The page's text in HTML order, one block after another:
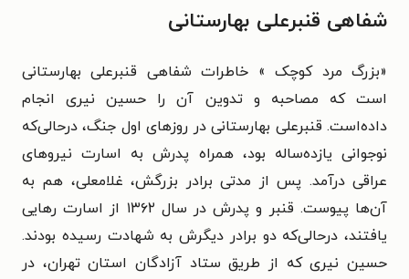
ﺷﻔﺎﻫﯽ ﻗﻨﺒﺮعلی ﺑﻬﺎﺭستانی
«بزرگ مرد کوچک » خاطرات شفاهی قنبرعلی بهارستانی
است که مصاحبه و تدوین آن را حسین نیری انجام
داده‌است. قنبرعلی بهارستانی در روزهای اول جنگ، درحالی‌که
نوجوانی یازده‌ساله بود، همراه پدرش به اسارت نیروهای
عراقی درآمد. پس از مدتی برادر بزرگش، غلامعلی، هم به
آن‌ها پیوست. قنبر و پدرش در سال ۱۳۶۲ از اسارت رهایی
یافتند، درحالی‌که دو برادر دیگرش به شهادت رسیده بودند.
حسین نیری که از طریق ستاد آزادگان استان تهران، در